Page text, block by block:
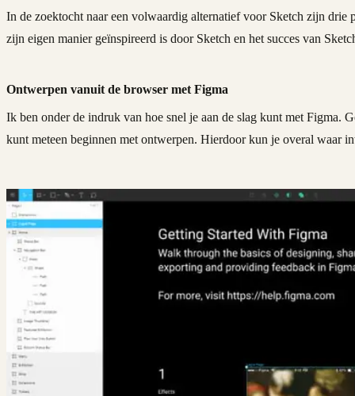
In de zoektocht naar een volwaardig alternatief voor Sketch zijn
zijn eigen manier geïnspireerd is door Sketch en het succes van
Ontwerpen vanuit de browser met Figma
Ik ben onder de indruk van hoe snel je aan de slag kunt met Figma.
kunt meteen beginnen met ontwerpen. Hierdoor kun je overal waar